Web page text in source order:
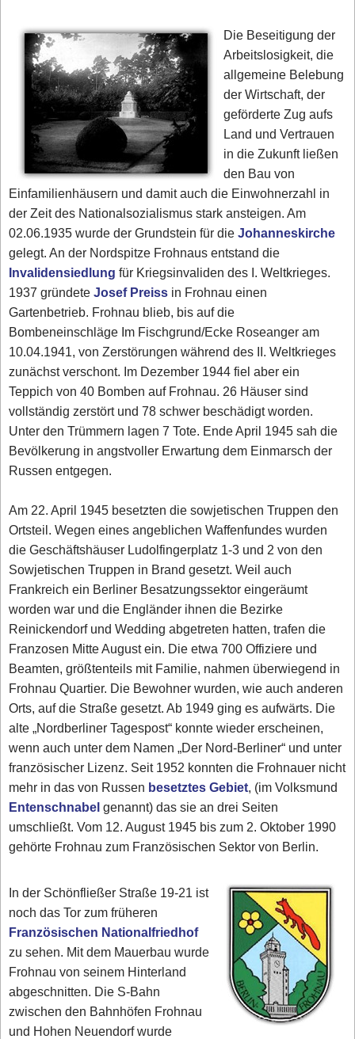
Die Beseitigung der
Arbeitslosigkeit, die
allgemeine Belebung
der Wirtschaft, der
geförderte Zug aufs
Land und Vertrauen
in die Zukunft ließen
den Bau von
Einfamilienhäusern und damit auch die Einwohnerzahl in
der Zeit des Nationalsozialismus stark ansteigen. Am
02.06.1935 wurde der Grundstein für dieJohanneskirche
gelegt. An der Nordspitze Frohnaus entstand die
Invalidensiedlung für Kriegsinvaliden des I. Weltkrieges.
1937 gründeteJosef Preiss in Frohnau einen
Gartenbetrieb. Frohnau blieb, bis auf die
Bombeneinschläge Im Fischgrund/Ecke Roseanger am
10.04.1941, von Zerstörungen während des II. Weltkrieges
zunächst verschont. Im Dezember 1944 fiel aber ein
Teppich von 40 Bomben auf Frohnau. 26 Häuser sind
vollständig zerstört und 78 schwer beschädigt worden.
Unter den Trümmern lagen 7 Tote. Ende April 1945 sah die
Bevölkerung in angstvoller Erwartung dem Einmarsch der
Russen entgegen.
Am 22. April 1945 besetzten die sowjetischen Truppen den
Ortsteil. Wegen eines angeblichen Waffenfundes wurden
die Geschäftshäuser Ludolfingerplatz 1-3 und 2 von den
Sowjetischen Truppen in Brand gesetzt. Weil auch
Frankreich ein Berliner Besatzungssektor eingeräumt
worden war und die Engländer ihnen die Bezirke
Reinickendorf und Wedding abgetreten hatten, trafen die
Franzosen Mitte August ein. Die etwa 700 Offiziere und
Beamten, größtenteils mit Familie, nahmen überwiegend in
Frohnau Quartier. Die Bewohner wurden, wie auch anderen
Orts, auf die Straße gesetzt. Ab 1949 ging es aufwärts. Die
alte „Nordberliner Tagespost“ konnte wieder erscheinen,
wenn auch unter dem Namen „Der Nord-Berliner“ und unter
französischer Lizenz. Seit 1952 konnten die Frohnauer nicht
mehr in das von Russen besetztes Gebiet, (im Volksmund
Entenschnabelgenannt) das sie an drei Seiten
umschließt. Vom 12. August 1945 bis zum 2. Oktober 1990
gehörte Frohnau zum Französischen Sektor von Berlin.
In der Schönfließer Straße 19-21 ist
noch das Tor zum früheren
Französischen Nationalfriedhof
zu sehen. Mit dem Mauerbau wurde
Frohnau von seinem Hinterland
abgeschnitten. Die S-Bahn
zwischen den Bahnhöfen Frohnau
und Hohen Neuendorf wurde